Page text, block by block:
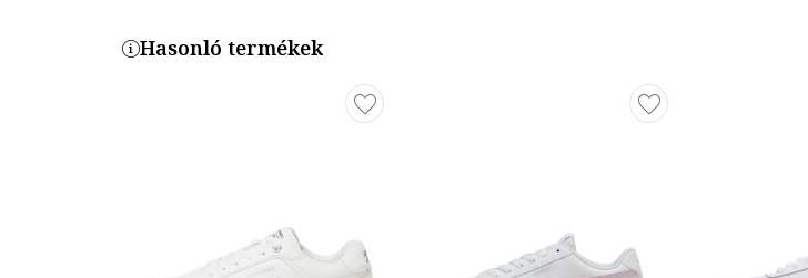
Hasonló termékek